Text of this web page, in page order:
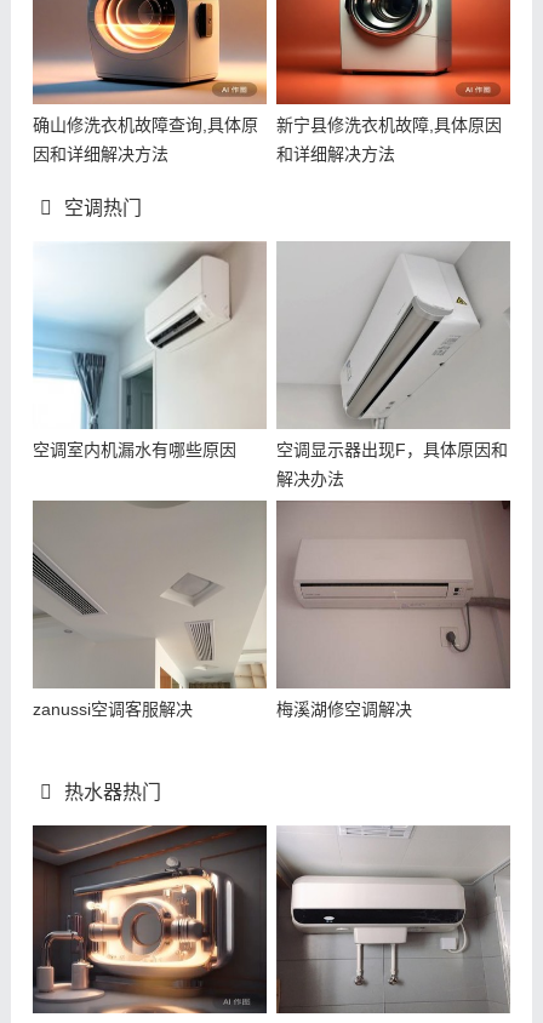
确山修洗衣机故障查询,具体原
因和详细解决方法
新宁县修洗衣机故障,具体原因
和详细解决方法
空调热门
空调室内机漏水有哪些原因
空调显示器出现F，具体原因和
解决办法
zanussi空调客服解决 梅溪湖修空调解决
热水器热门